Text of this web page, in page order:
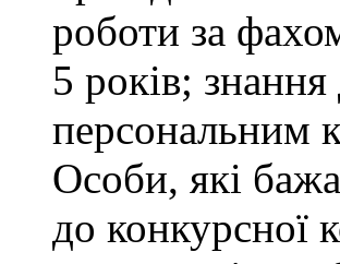
роботи за
5 років;
персональним
Особи, які
до конкурсної